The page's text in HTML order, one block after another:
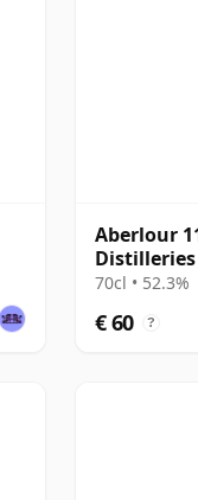
Aberlour
Ireland
70cl • 52.3%
€ 60 ?